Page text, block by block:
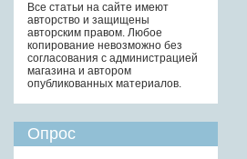
Все статьи на сайте имеют
авторство и защищены
авторским правом. Любое
копирование невозможно без
согласования с администрацией
магазина и автором
опубликованных материалов.
Опрос